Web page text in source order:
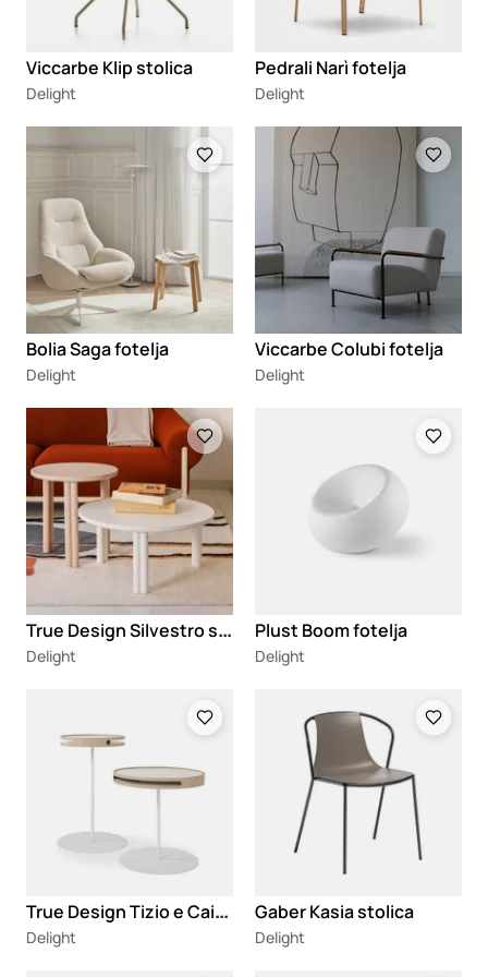
Viccarbe Klip stolica
Delight
Pedrali Narì fotelja
Delight
Bolia Saga fotelja
Delight
Loading
Viccarbe Colubi fotelja
Delight
T
rue Design Silvestro stočići
Delight
Plust Boom fotelja
Delight
T
rue Design Tizio e Caio stočić
Delight
Gaber Kasia stolica
Delight